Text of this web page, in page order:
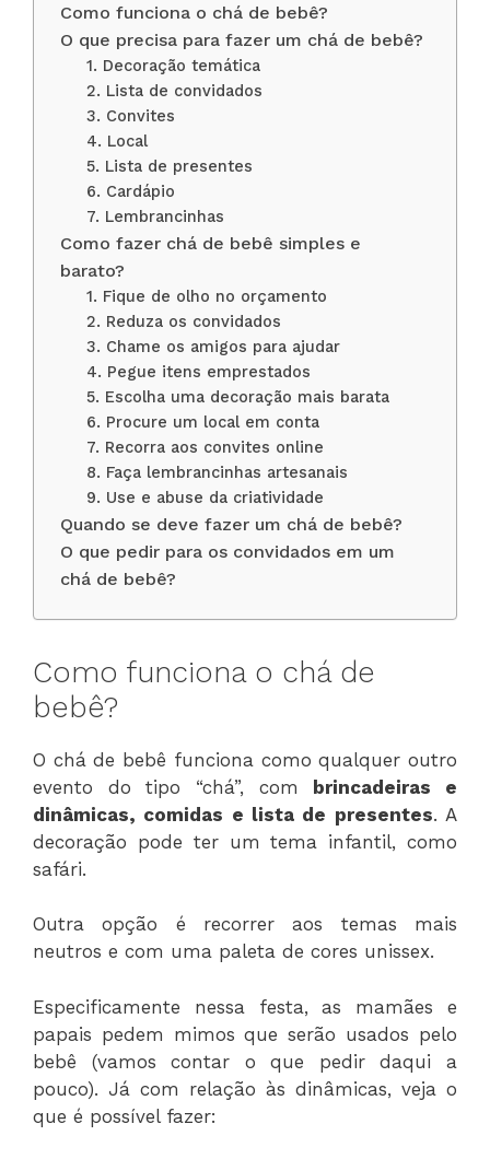
Como funciona o chá de bebê?
O que precisa para fazer um chá de bebê?
1. Decoração temática
2. Lista de convidados
3. Convites
4. Local
5. Lista de presentes
6. Cardápio
7. Lembrancinhas
Como fazer chá de bebê simples e
barato?
1. Fique de olho no orçamento
2. Reduza os convidados
3. Chame os amigos para ajudar
4. Pegue itens emprestados
5. Escolha uma decoração mais barata
6. Procure um local em conta
7. Recorra aos convites online
8. Faça lembrancinhas artesanais
9. Use e abuse da criatividade
Quando se deve fazer um chá de bebê?
O que pedir para os convidados em um
chá de bebê?
Como funciona o chá de
bebê?
O chá de bebê funciona como qualquer outro
evento do tipo “chá”, com brincadeiras e
dinâmicas, comidas e lista de presentes. A
decoração pode ter um tema infantil, como
safári.
Outra opção é recorrer aos temas mais
neutros e com uma paleta de cores unissex.
Especificamente nessa festa, as mamães e
papais pedem mimos que serão usados pelo
bebê (vamos contar o que pedir daqui a
pouco). Já com relação às dinâmicas, veja o
que é possível fazer: